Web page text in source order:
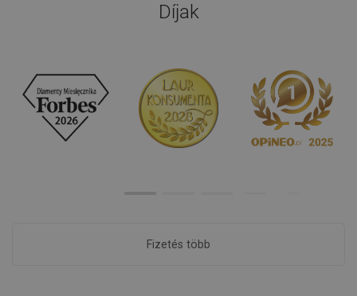
Díjak
Fizetés több